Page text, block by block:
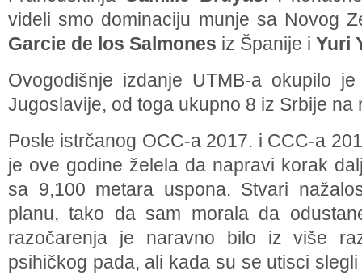
videli smo dominaciju munje sa Novog
Garcie de los Salmones iz Španije i Yuri
Ovogodišnje izdanje UTMB-a okupilo
Jugoslavije, od toga ukupno 8 iz Srbije na
Posle istrčanog OCC-a 2017. i CCC-a
je ove godine želela da napravi korak
sa 9,100 metara uspona. Stvari
planu, tako da sam morala da
razočarenja je naravno bilo iz više
psihičkog pada, ali kada su se utisci